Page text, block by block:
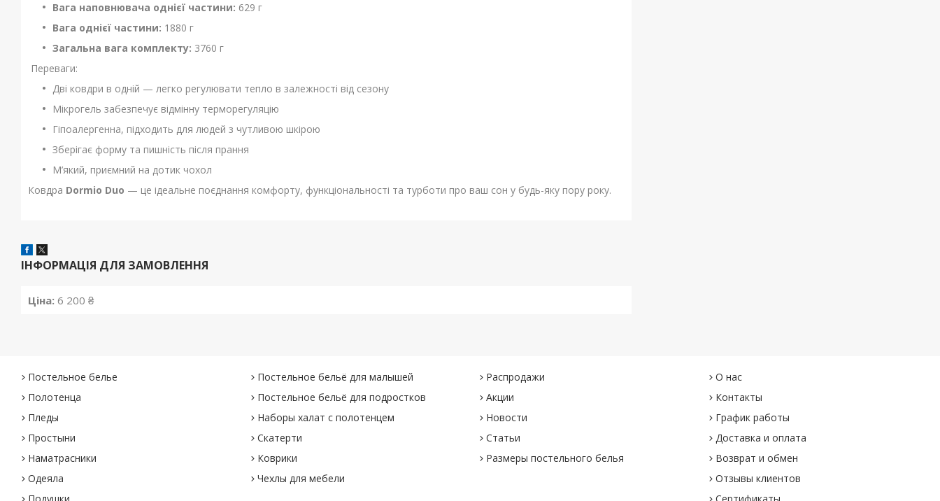
Вага наповнювача однієї частини: 629 г
Вага однієї частини: 1880 г
Загальна вага комплекту: 3760 г
Переваги:
Дві ковдри в одній — легко регулювати тепло в залежності від сезону
Мікрогель забезпечує відмінну терморегуляцію
Гіпоалергенна, підходить для людей з чутливою шкірою
Зберігає форму та пишність після прання
М’який, приємний на дотик чохол
Ковдра Dormio Duo — це ідеальне поєднання комфорту, функціональності та турботи про ваш сон у будь-яку пору року.
ІНФОРМАЦІЯ ДЛЯ ЗАМОВЛЕННЯ
Ціна: 6 200 ₴
Постельное белье
Полотенца
Пледы
Простыни
Наматрасники
Одеяла
Постельное бельё для малышей
Постельное бельё для подростков
Наборы халат с полотенцем
Скатерти
Коврики
Чехлы для мебели
Распродажи
Акции
Новости
Статьи
Размеры постельного белья
О нас
Контакты
График работы
Доставка и оплата
Возврат и обмен
Отзывы клиентов